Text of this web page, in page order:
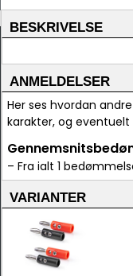
BESKRIVELSE
ANMELDELSER
Her ses hvordan
karakter, og
– Fra ialt 1
VARIANTER